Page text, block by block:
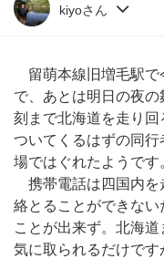
kiyoさん
留萌本線旧増毛駅で
で、あとは明日の夜
刻まで北海道を走り
ついてくるはずの同
場ではぐれたようです
携帯電話は四国内を
絡とることができな
ことが出来ず。北海
気に取られるだけで